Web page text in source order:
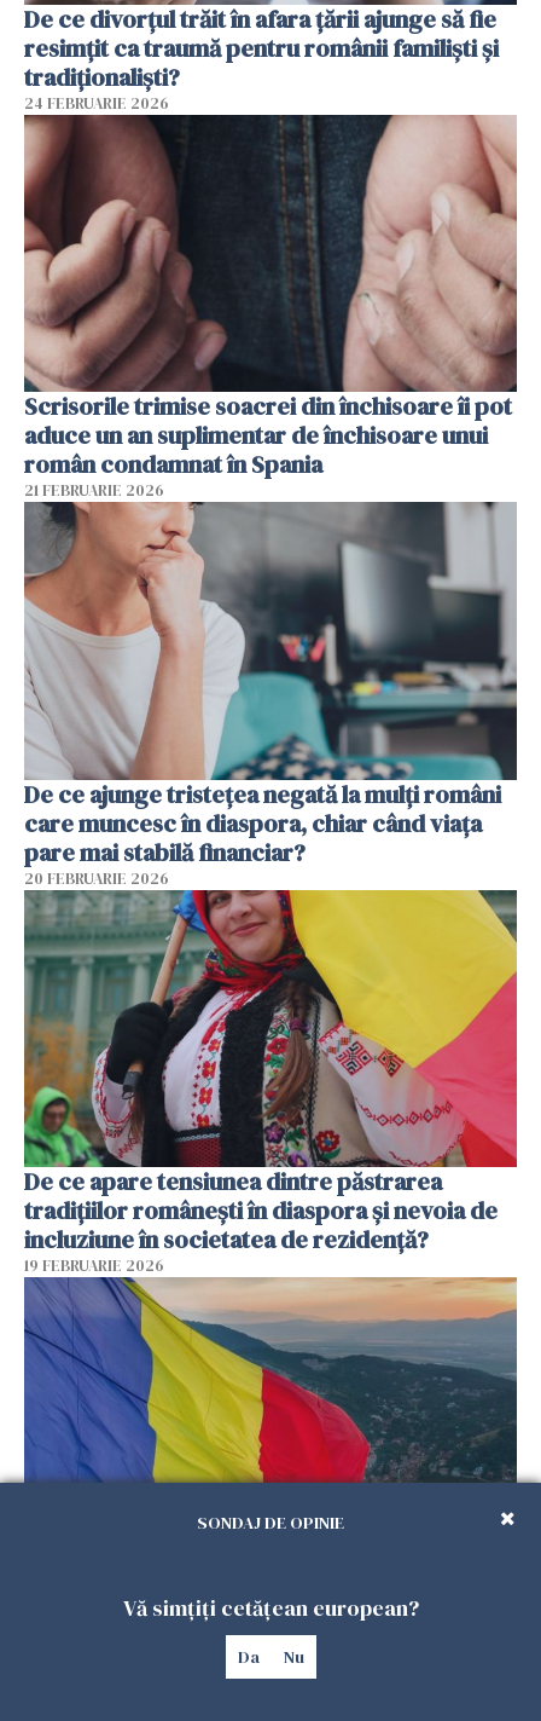
De ce divorțul trăit în afara țării ajunge să fie
resimțit ca traumă pentru românii familiști și
tradiționaliști?
24 FEBRUARIE 2026
Scrisorile trimise soacrei din închisoare îi pot
aduce un an suplimentar de închisoare unui
român condamnat în Spania
21 FEBRUARIE 2026
De ce ajunge tristețea negată la mulți români
care muncesc în diaspora, chiar când viața
pare mai stabilă financiar?
20 FEBRUARIE 2026
De ce apare tensiunea dintre păstrarea
tradițiilor românești în diaspora și nevoia de
incluziune în societatea de rezidență?
19 FEBRUARIE 2026
pentru românii din diaspora, chiar când viața
pare aranjată pe hârtie?
SONDAJ DE OPINIE
Vă simțiți cetățean european?
Da Nu